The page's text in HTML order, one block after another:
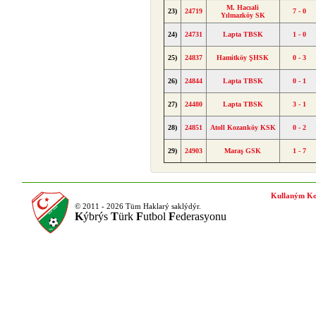
23) 24719
M. Hacıali
Yılmazköy SK
7 - 0
24) 24731 Lapta TBSK 1 - 0
25) 24837 Hamitköy ŞHSK 0 - 3
26) 24844 Lapta TBSK 0 - 1
27) 24480 Lapta TBSK 3 - 1
28) 24851 Atoll Kozanköy KSK 0 - 2
29) 24903 Maraş GSK 1 - 7
© 2011 - 2026 Tüm Haklarý saklýdýr.
Kýbrýs Türk Futbol Federasyonu
Kullaným